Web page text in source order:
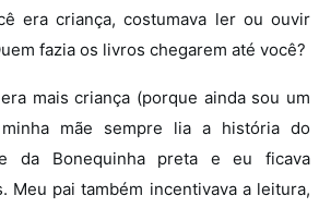
era criança, costumava ler ou ouvir
fazia os livros chegarem até você?
mais criança (porque ainda sou um
mãe sempre lia a história do
da Bonequinha preta e eu ficava
Meu pai também incentivava a leitura,